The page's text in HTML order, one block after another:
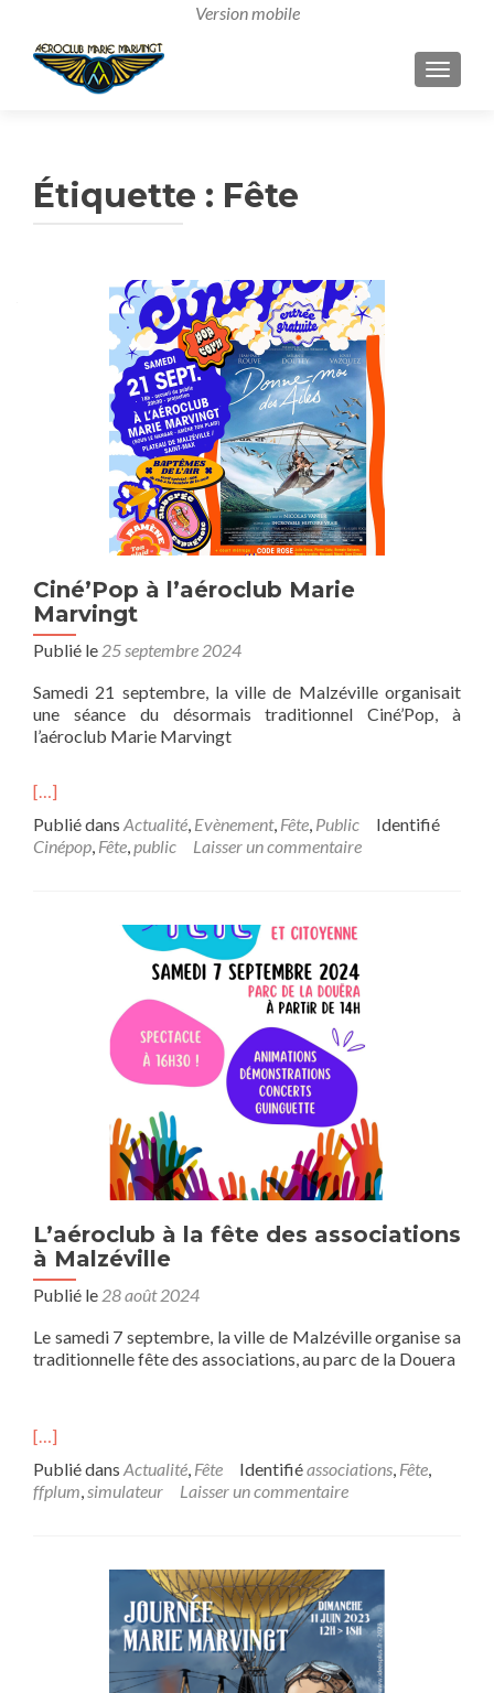
Étiquette : Fête
Ciné’Pop à l’aéroclub Marie
Marvingt
Publié le 25 septembre 2024
Samedi 21 septembre, la ville de Malzéville organisait
une séance du désormais traditionnel Ciné’Pop, à
l’aéroclub Marie Marvingt
[…]
Publié dans Actualité, Evènement, Fête, Public
Identifié
Cinépop, Fête,public Laisser un commentaire
L’aéroclub à la fête des associations
à Malzéville
Publié le 28 août 2024
Le samedi 7 septembre, la ville de Malzéville organise sa
traditionnelle fête des associations, au parc de la Douera
[…]
Publié dans Actualité, Fête Identifiéassociations, Fête,
ffplum,simulateur Laisser un commentaire